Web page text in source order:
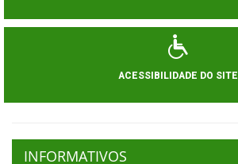
ACESSIBILIDADE DO SITE
INFORMATIVOS